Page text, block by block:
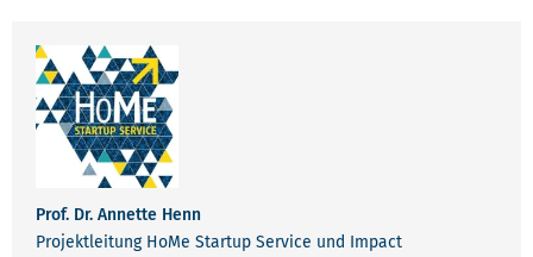
Prof. Dr. Annette Henn
Projektleitung HoMe Startup Service und Impact